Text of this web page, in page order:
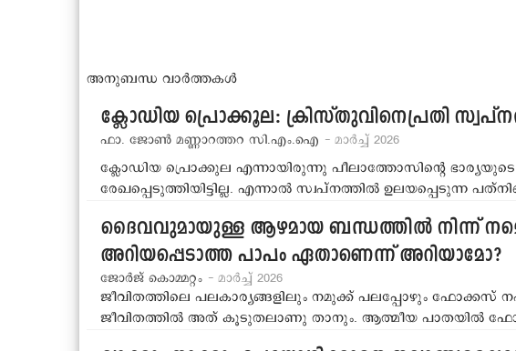
അനുബന്ധ വാർത്തകൾ
ക്ലോഡിയ പ്രൊക്കൂല: ക്രിസ്തുവിനെപ്രതി
ഫാ. ജോണ്‍ മണ്ണാറത്തറ സി.എം.ഐ - മാര്‍ച്ച് 2026
ക്ലോഡിയ പ്രൊക്കുല എന്നായിരുന്നു പീലാത്തോസിന്റെ
രേഖപ്പെടുത്തിയിട്ടില്ല. എന്നാല്‍ സ്വപ്‌നത്തില്‍ ഉലയപ്പെടുന്ന
ദൈവവുമായുള്ള ആഴമായ ബന്ധത്തില്‍ നിന്ന്
അറിയപ്പെടാത്ത പാപം ഏതാണെന്ന് അറിയാമോ?
ജോര്‍ജ് കൊമ്മറ്റം - മാര്‍ച്ച് 2026
ജീവിതത്തിലെ പലകാര്യങ്ങളിലും നമുക്ക് പലപ്പോഴും ഫോക്കസ്
ജീവിതത്തില്‍ അത് കൂടുതലാണു താനും. ആത്മീയ പാതയില്‍